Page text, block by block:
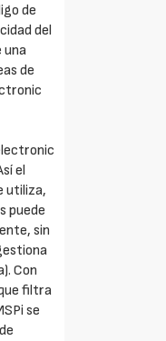
de
del
una
de
el
utiliza,
puede
sin
Con
filtra
se